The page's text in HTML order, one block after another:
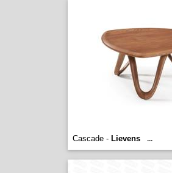
Cascade - Lievens ...